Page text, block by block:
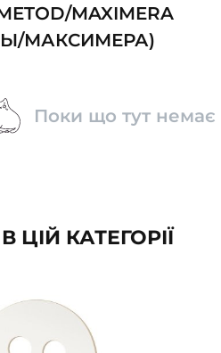
MAXIMERA
МАКСИМЕРА)
Поки що тут немає
ЦІЙ КАТЕГОРІЇ